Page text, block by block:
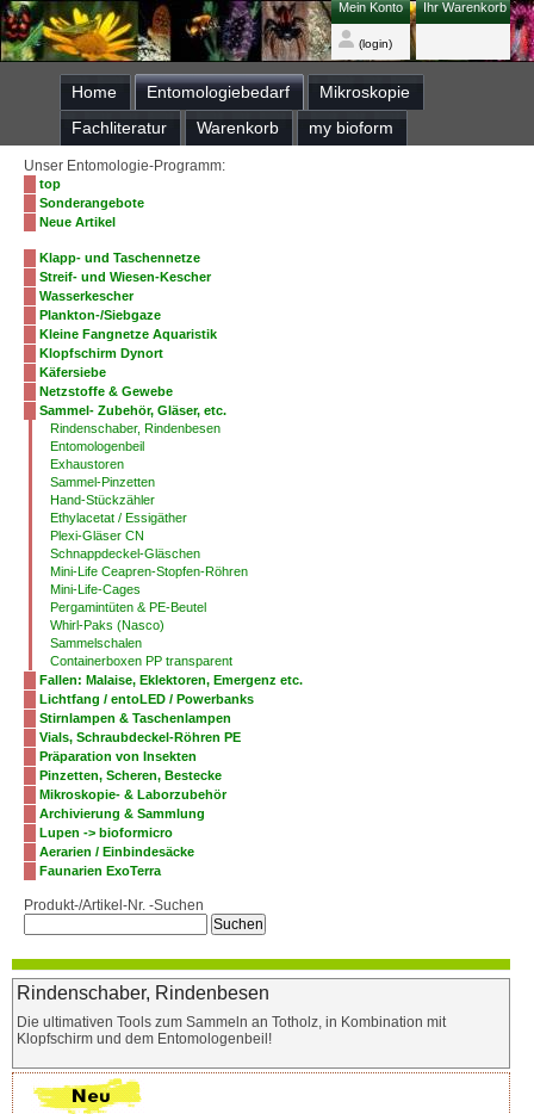
Ihr Warenkorb
Mein Konto
(login)
Home Entomologiebedarf
Mikroskopie
Fachliteratur
Warenkorb my bioform
Unser Entomologie-Programm:
top
Sonderangebote
Neue Artikel
Klapp- und Taschennetze
Streif- und Wiesen-Kescher
Wasserkescher
Plankton-/Siebgaze
Kleine Fangnetze Aquaristik
Klopfschirm Dynort
Käfersiebe
Netzstoffe & Gewebe
Sammel- Zubehör, Gläser, etc.
Rindenschaber, Rindenbesen
Entomologenbeil
Exhaustoren
Sammel-Pinzetten
Hand-Stückzähler
Ethylacetat / Essigäther
Plexi-Gläser CN
Schnappdeckel-Gläschen
Mini-Life Ceapren-Stopfen-Röhren
Mini-Life-Cages
Pergamintüten & PE-Beutel
Whirl-Paks (Nasco)
Sammelschalen
Containerboxen PP transparent
Fallen: Malaise, Eklektoren, Emergenz etc.
Lichtfang / entoLED / Powerbanks
Stirnlampen & Taschenlampen
Vials, Schraubdeckel-Röhren PE
Präparation von Insekten
Pinzetten, Scheren, Bestecke
Mikroskopie- & Laborzubehör
Archivierung & Sammlung
Lupen -> bioformicro
Aerarien / Einbindesäcke
Faunarien ExoTerra
Produkt-/Artikel-Nr. -Suchen
Rindenschaber, Rindenbesen
Die ultimativen Tools zum Sammeln an Totholz, in Kombination mit
Klopfschirm und dem Entomologenbeil!